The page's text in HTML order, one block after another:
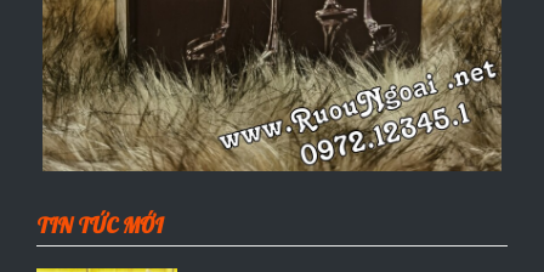
TIN TỨC MỚI